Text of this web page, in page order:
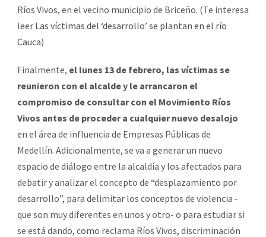
Ríos Vivos, en el vecino municipio de Briceño. (Te interesa
leer Las víctimas del ‘desarrollo’ se plantan en el río
Cauca)
Finalmente, el lunes 13 de febrero, las víctimas se
reunieron con el alcalde y le arrancaron el
compromiso de consultar con el Movimiento Ríos
Vivos antes de proceder a cualquier nuevo desalojo
en el área de influencia de Empresas Públicas de
Medellín. Adicionalmente, se va a generar un nuevo
espacio de diálogo entre la alcaldía y los afectados para
debatir y analizar el concepto de “desplazamiento por
desarrollo”, para delimitar los conceptos de violencia -
que son muy diferentes en unos y otro- o para estudiar si
se está dando, como reclama Ríos Vivos, discriminación